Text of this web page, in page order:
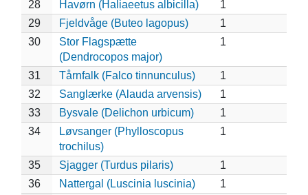
28 Havørn (Haliaeetus albicilla)
1
29
Fjeldvåge (Buteo lagopus)
1
30
Stor Flagspætte
(Dendrocopos major)
1
31 Tårnfalk (Falco tinnunculus)
1
32
Sanglærke (Alauda arvensis)
1
33
Bysvale (Delichon urbicum)
1
34
Løvsanger (Phylloscopus
trochilus)
1
35 Sjagger (Turdus pilaris)
1
36
Nattergal (Luscinia luscinia)
1